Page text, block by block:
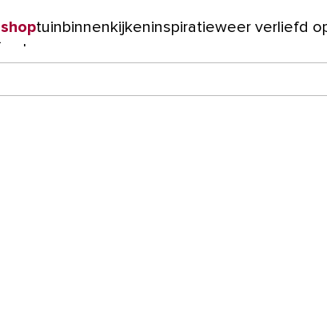
shoptuin binnenkijkeninspiratieweer verliefd
verbouwen